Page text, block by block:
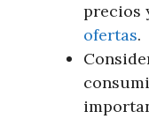
precios
ofertas.